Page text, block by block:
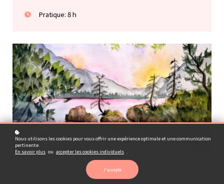
Pratique: 8 h
Nous utilisons les cookies pour vous offrir une expérience optimale et une communication
pertinente.
En savoir plus ou accepter les cookies individuels .
J'accepte